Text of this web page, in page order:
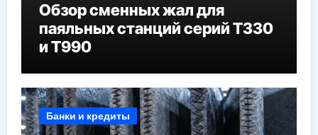
Обзор сменных жал для
паяльных станций серий T330
и T990
Банки и кредиты